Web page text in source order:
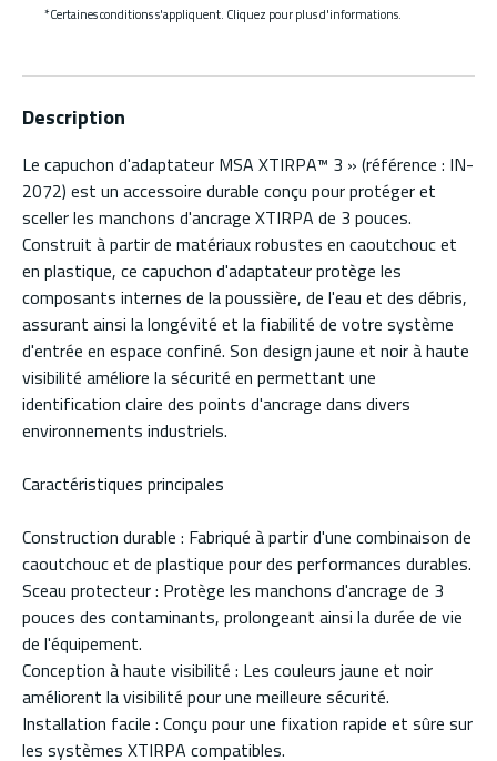
*Certaines conditions s'appliquent. Cliquez pour plus d'informations.
Description
Le capuchon d'adaptateur MSA XTIRPA™ 3 » (référence : IN-
2072) est un accessoire durable conçu pour protéger et
sceller les manchons d'ancrage XTIRPA de 3 pouces.
Construit à partir de matériaux robustes en caoutchouc et
en plastique, ce capuchon d'adaptateur protège les
composants internes de la poussière, de l'eau et des débris,
assurant ainsi la longévité et la fiabilité de votre système
d'entrée en espace confiné. Son design jaune et noir à haute
visibilité améliore la sécurité en permettant une
identification claire des points d'ancrage dans divers
environnements industriels.
Caractéristiques principales
Construction durable : Fabriqué à partir d'une combinaison de
caoutchouc et de plastique pour des performances durables.
Sceau protecteur : Protège les manchons d'ancrage de 3
pouces des contaminants, prolongeant ainsi la durée de vie
de l'équipement.
Conception à haute visibilité : Les couleurs jaune et noir
améliorent la visibilité pour une meilleure sécurité.
Installation facile : Conçu pour une fixation rapide et sûre sur
les systèmes XTIRPA compatibles.